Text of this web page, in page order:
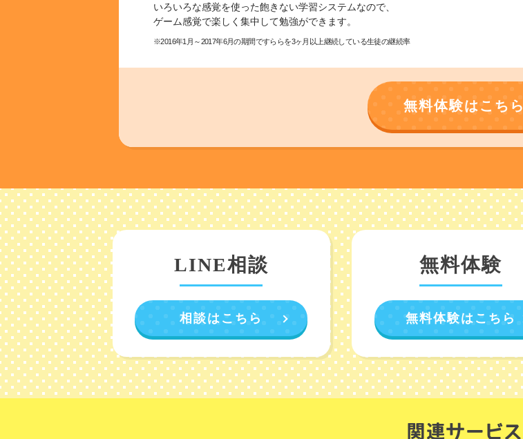
いろいろな感覚を使った飽きない学習システムなので、
ゲーム感覚で楽しく集中して勉強ができます。
※2016年1月～2017年6月の期間ですららを3ヶ月以上継続している生徒の継続率
無料体験はこちら
LINE相談
相談はこちら
無料体験
無料体験はこちら